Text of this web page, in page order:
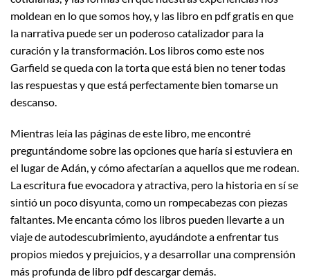
moldean en lo que somos hoy, y las libro en pdf gratis en que
la narrativa puede ser un poderoso catalizador para la
curación y la transformación. Los libros como este nos
Garfield se queda con la torta que está bien no tener todas
las respuestas y que está perfectamente bien tomarse un
descanso.
Mientras leía las páginas de este libro, me encontré
preguntándome sobre las opciones que haría si estuviera en
el lugar de Adán, y cómo afectarían a aquellos que me rodean.
La escritura fue evocadora y atractiva, pero la historia en sí se
sintió un poco disyunta, como un rompecabezas con piezas
faltantes. Me encanta cómo los libros pueden llevarte a un
viaje de autodescubrimiento, ayudándote a enfrentar tus
propios miedos y prejuicios, y a desarrollar una comprensión
más profunda de libro pdf descargar demás.